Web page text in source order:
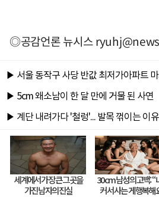
◎공감언론 뉴시스